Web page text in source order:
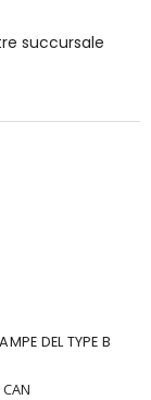
succursale
DEL TYPE B